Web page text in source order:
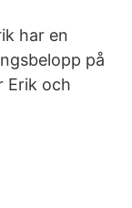
har en
på
Erik och